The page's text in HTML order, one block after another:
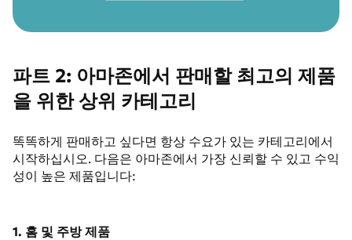
파트 2: 아마존에서 판매할 최고의 제품
을 위한 상위 카테고리
똑똑하게 판매하고 싶다면 항상 수요가 있는 카테고리에서
시작하십시오. 다음은 아마존에서 가장 신뢰할 수 있고 수익
성이 높은 제품입니다:
1. 홈 및 주방 제품